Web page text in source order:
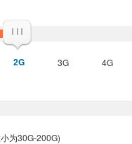
2G 3G 4G
为30G-200G)